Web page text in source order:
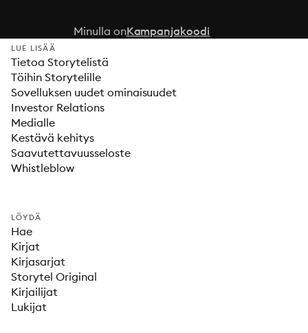
Minulla onKampanjakoodi
LUE LISÄÄ
Tietoa Storytelistä
Töihin Storytelille
Sovelluksen uudet ominaisuudet
Investor Relations
Medialle
Kestävä kehitys
Saavutettavuusseloste
Whistleblow
LÖYDÄ
Hae
Kirjat
Kirjasarjat
Storytel Original
Kirjailijat
Lukijat